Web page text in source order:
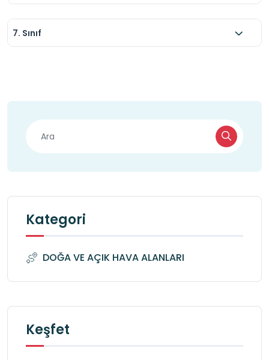
7. Sınıf
Kategori
DOĞA VE AÇIK HAVA ALANLARI
Keşfet